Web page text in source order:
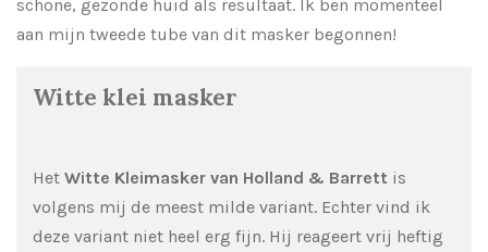
schone, gezonde huid als resultaat. Ik ben momenteel
aan mijn tweede tube van dit masker begonnen!
Witte klei masker
Het Witte Kleimasker van Holland & Barrett is
volgens mij de meest milde variant. Echter vind ik
deze variant niet heel erg fijn. Hij reageert vrij heftig